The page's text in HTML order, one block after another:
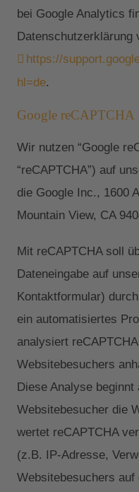
bei Google Analytics
Datenschutzerklärung
https://
hl=de.
Google reCAPTCHA
Wir nutzen “Google
“reCAPTCHA”) auf
die Google Inc., 1600
Mountain View, CA
Mit reCAPTCHA soll
Dateneingabe auf
Kontaktformular)
ein automatisiertes
analysiert
Websitebesuchers
Diese Analyse
Websitebesucher die
wertet reCAPTCHA
(z.B. IP-Adresse,
Websitebesuchers